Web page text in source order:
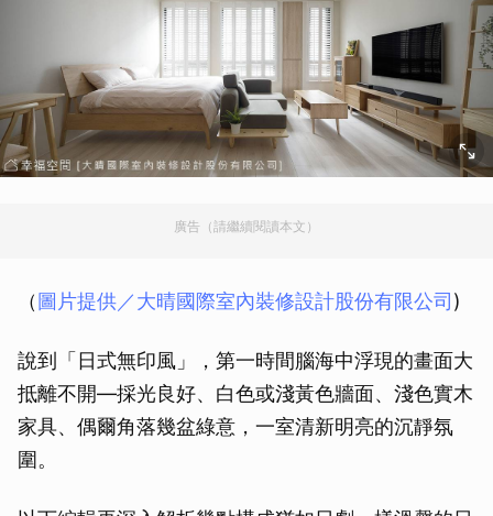
廣告（請繼續閱讀本文）
（ 圖片提供／大晴國際室內裝修設計股份有限公司 )
說到「日式無印風」，第一時間腦海中浮現的畫面大
抵離不開—採光良好、白色或淺黃色牆面、淺色實木
家具、偶爾角落幾盆綠意，一室清新明亮的沉靜氛
圍。